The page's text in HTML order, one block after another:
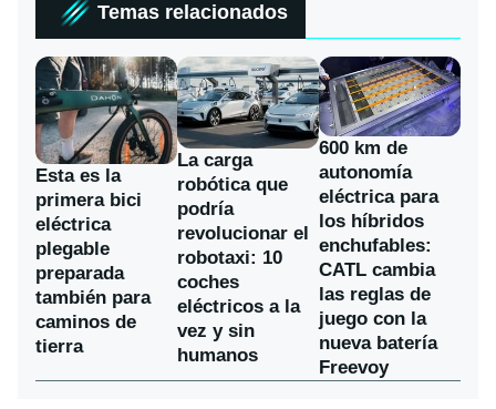
Temas relacionados
Esta es la
primera bici
eléctrica
plegable
preparada
también para
caminos de
tierra
La carga
robótica que
podría
revolucionar el
robotaxi: 10
coches
eléctricos a la
vez y sin
humanos
600 km de
autonomía
eléctrica para
los híbridos
enchufables:
CATL cambia
las reglas de
juego con la
nueva batería
Freevoy